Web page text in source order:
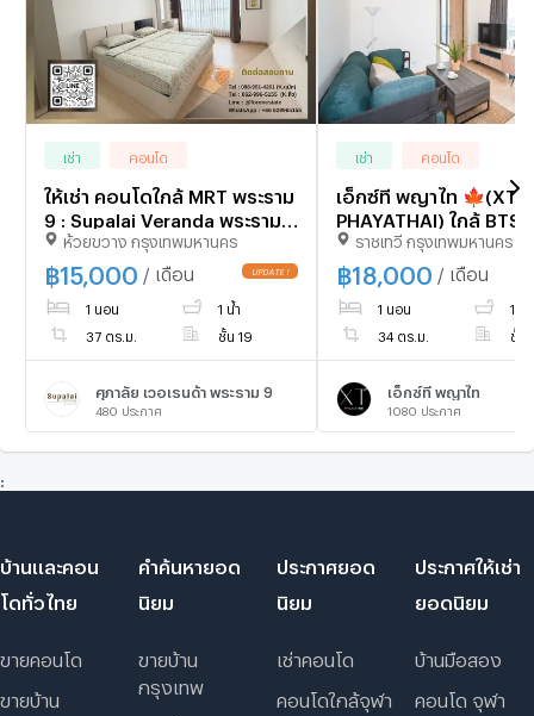
เช่า คอนโด
ให้เช่า คอนโดใกล้ MRT พระราม
9 : Supalai Veranda พระราม 9
: 1 ห้องนอน | ขนาด 37 ตรม. |
ใกล้ KPN Towe เพียง 400
เมตร
ห้วยขวาง กรุงเทพมหานคร
฿15,000 / เดือน
1 นอน 1 น้ำ
37 ตร.ม. ชั้น 19
ศุภาลัย เวอเรนด้า พระราม 9
480 ประกาศ
เช่า คอนโด
เอ็กซ์ที พญาไท 🍁(XT
PHAYATHAI) ใกล้ BTS
🍁 ห้องใหม่ป้ายแดง🍁โ
095-2465879
ราชเทวี กรุงเทพมหานคร
฿18,000 / เดือน
1 นอน 1 น้ำ
34 ตร.ม. ชั้น
เอ็กซ์ที พญาไท
1080 ประกาศ
บ้านและคอน
โดทั่วไทย
ขายคอนโด
ขายบ้าน
คำค้นหายอด
นิยม
ขายบ้าน
กรุงเทพ
ประกาศยอด
นิยม
เช่าคอนโด
คอนโดใกล้จุฬา
ประกาศให้เช่า
ยอดนิยม
บ้านมือสอง
คอนโด จุฬา